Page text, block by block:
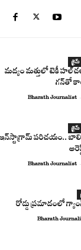
క్రైమ్
మద్యం మత్తులో టెకీ
గన్‌తో
Bharath Journalist -
క్రైమ్
ఇన్‌స్టాగ్రామ్ పరిచయం..
Bharath Journalist -
రోడ్డు ప్రమాదంలో
Bharath